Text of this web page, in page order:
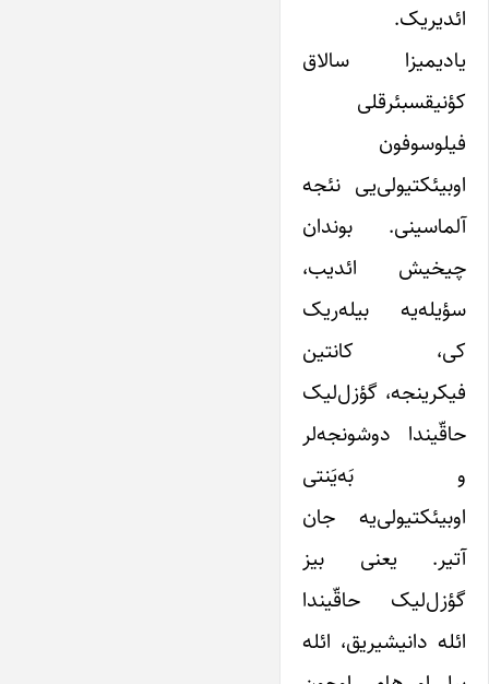
ائدیریک.
یادیمیزا سالاق
کؤنیقسبئرقلی
فیلوسوفون
اوبیئکتیولی‌یی نئجه
آلماسینی. بوندان
چیخیش ائدیب،
سؤیله‌یه بیله‌ریک
کی، کانتین
فیکرینجه، گؤزل‌لیک
حاقّیندا دوشونجه‌لر
و بَه‌یَنتی
اوبیئکتیولی‌یه جان
آتیر. یعنی بیز
گؤزل‌لیک حاقّیندا
ائله دانیشیریق، ائله